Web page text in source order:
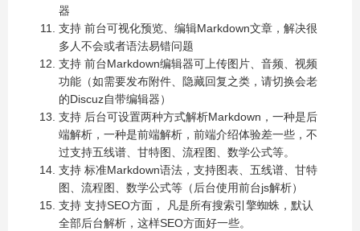
器
支持 前台可视化预览、编辑Markdown文章，解决很
多人不会或者语法易错问题
支持 前台Markdown编辑器可上传图片、音频、视频
功能（如需要发布附件、隐藏回复之类，请切换会老
的Discuz自带编辑器）
支持 后台可设置两种方式解析Markdown，一种是后
端解析，一种是前端解析，前端介绍体验差一些，不
过支持五线谱、甘特图、流程图、数学公式等。
支持 标准Markdown语法，支持图表、五线谱、甘特
图、流程图、数学公式等（后台使用前台js解析）
支持 支持SEO方面， 凡是所有搜索引擎蜘蛛，默认
全部后台解析，这样SEO方面好一些。